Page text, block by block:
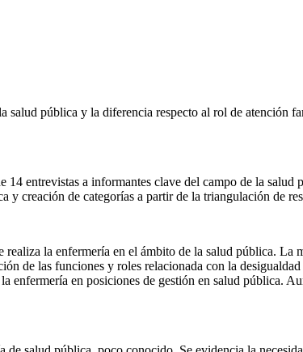
salud pública y la diferencia respecto al rol de atención
entrevistas a informantes clave del campo de la
creación de categorías a partir de la triangulación de
la enfermería en el ámbito de la salud pública.
de las funciones y roles relacionada con la
enfermería en posiciones de gestión en salud pública.